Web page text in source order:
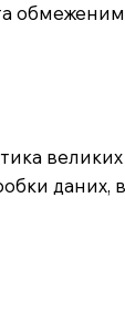
даних,